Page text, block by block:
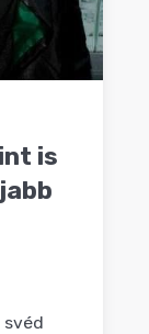
is
svéd